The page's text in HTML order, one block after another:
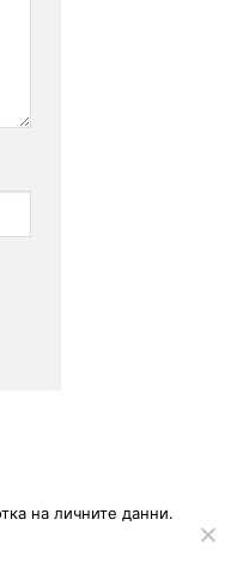
на личните данни.